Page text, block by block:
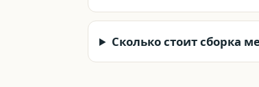
Сколько стоит сборка